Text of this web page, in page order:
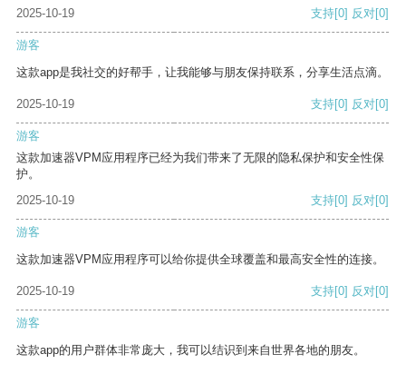
2025-10-19 支持[0] 反对[0]
游客
这款app是我社交的好帮手，让我能够与朋友保持联系，分享生活点滴。
2025-10-19 支持[0] 反对[0]
游客
这款加速器VPM应用程序已经为我们带来了无限的隐私保护和安全性保
护。
2025-10-19
支持[0] 反对[0]
游客
这款加速器VPM应用程序可以给你提供全球覆盖和最高安全性的连接。
2025-10-19 支持[0] 反对[0]
游客
这款app的用户群体非常庞大，我可以结识到来自世界各地的朋友。